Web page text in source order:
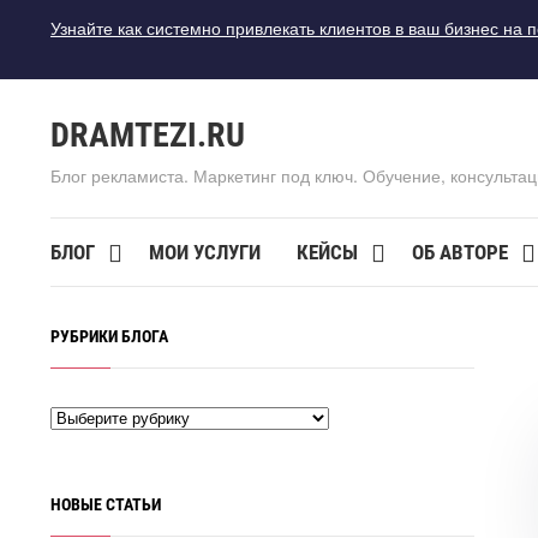
Узнайте как системно привлекать клиентов в ваш бизнес на
DRAMTEZI.RU
Блог рекламиста. Маркетинг под ключ. Обучение,
БЛОГ МОИ УСЛУГИ КЕЙСЫ ОБ АВТОРЕ
РУБРИКИ БЛОГА
НОВЫЕ СТАТЬИ